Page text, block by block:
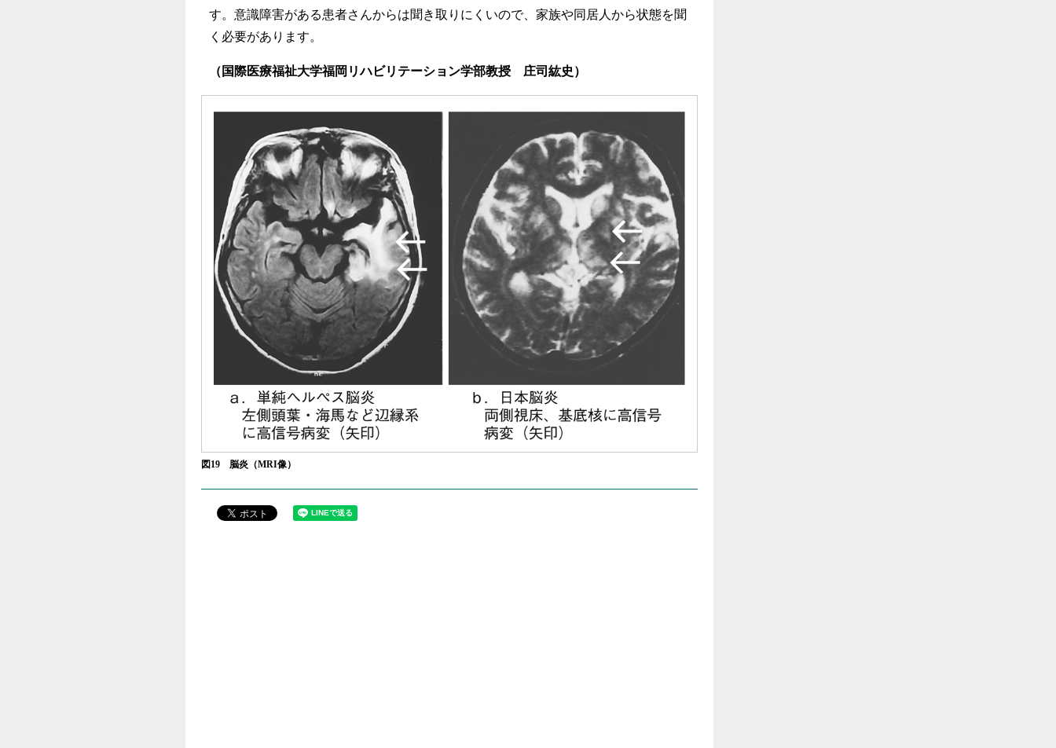
す。意識障害がある患者さんからは聞き取りにくいので、家族や同居人から状態を聞
く必要があります。
（国際医療福祉大学福岡リハビリテーション学部教授 庄司紘史）
図19 脳炎（MRI像）